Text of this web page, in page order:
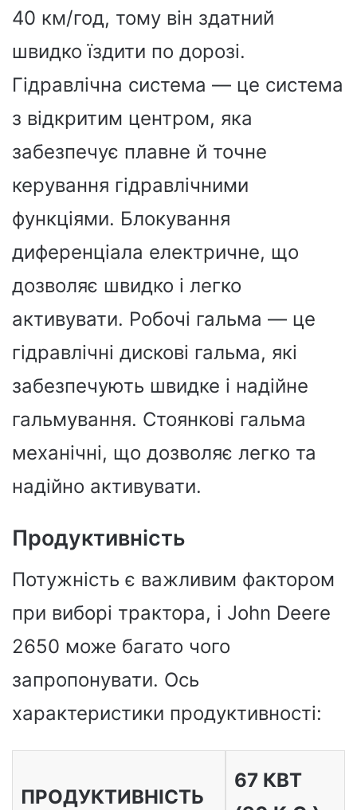
40 км/год, тому він здатний
швидко їздити по дорозі.
Гідравлічна система — це система
з відкритим центром, яка
забезпечує плавне й точне
керування гідравлічними
функціями. Блокування
диференціала електричне, що
дозволяє швидко і легко
активувати. Робочі гальма — це
гідравлічні дискові гальма, які
забезпечують швидке і надійне
гальмування. Стоянкові гальма
механічні, що дозволяє легко та
надійно активувати.
Продуктивність
Потужність є важливим фактором
при виборі трактора, і John Deere
2650 може багато чого
запропонувати. Ось
характеристики продуктивності:
ПРОДУКТИВНІСТЬ
67 КВТ